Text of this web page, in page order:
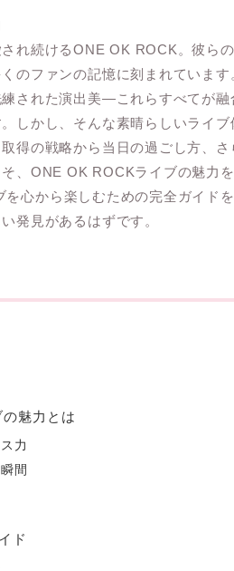
れ続けるONE OK ROCK。彼ら
のファンの記憶に刻まれていま
された演出美—これらすべてが
しかし、そんな素晴らしいライ
得の戦略から当日の過ごし方、
、ONE OK ROCKライブの魅力
心から楽しむための完全ガイド
発見があるはずです。
魅力とは
力
間
ド